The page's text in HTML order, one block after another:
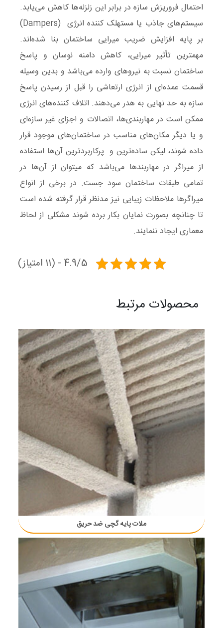
احتمال فروریزش سازه در برابر این زلزله‌ها کاهش می‌یابد.
سیستم‌های جاذب یا مستهلک کننده انرژی (Dampers)
بر پایه افزایش ضریب میرایی ساختمان بنا شده‌اند.
مهمترین تأثیر میرایی، کاهش دامنه نوسان و پاسخ
ساختمان نسبت به نیروهای وارده می‌باشد و بدین وسیله
قسمت عمده‌ای از انرژی ارتعاشی را قبل از رسیدن پاسخ
سازه به حد نهایی به هدر می‌دهند. اتلاف کننده‌های انرژی
ممکن است در مهاربندی‌ها، اتصالات و اجزای غیر سازه‌ای
و یا دیگر مکان‌های مناسب در ساختمان‌های موجود قرار
داده شوند، لیکن ساده‌ترین و پرکاربردترین آن‌ها استفاده
از میراگر در مهاربندها می‌باشد که می­توان از آن‌ها در
تمامی طبقات ساختمان سود جست. در برخی از انواع
میراگرها ملاحظات زیبایی نیز مدنظر قرار گرفته شده است
تا چنانچه بصورت نمایان بکار برده شوند مشکلی از لحاظ
معماری ایجاد ننمایند.
4.9/5 - (11 امتیاز)
محصولات مرتبط
ملات پایه گچی ضد حریق